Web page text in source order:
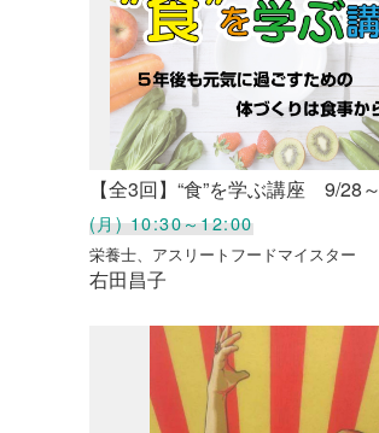
【全3回】“食”を学ぶ講座 9/28～
(月) 10:30～12:00
栄養士、アスリートフードマイスター
右田昌子